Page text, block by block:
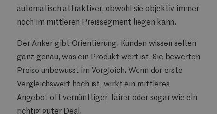
automatisch attraktiver, obwohl sie objektiv immer
noch im mittleren Preissegment liegen kann.
Der Anker gibt Orientierung. Kunden wissen selten
ganz genau, was ein Produkt wert ist. Sie bewerten
Preise unbewusst im Vergleich. Wenn der erste
Vergleichswert hoch ist, wirkt ein mittleres
Angebot oft vernünftiger, fairer oder sogar wie ein
richtig guter Deal.